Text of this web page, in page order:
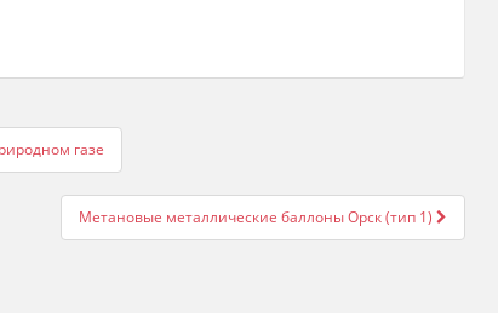
газе
Метановые металлические баллоны Орск (тип 1)